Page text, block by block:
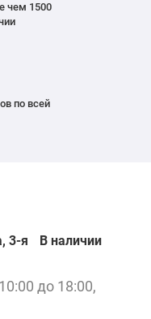
чем 1500
по всей
3-я
В наличии
до 18:00,